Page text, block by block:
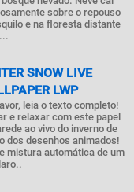
sobre o repouso
e na floresta distante
SNOW LIVE
LWP
leia o texto completo!
e relaxar com este papel
ao vivo do inverno de
dos desenhos animados!
mistura automática de um